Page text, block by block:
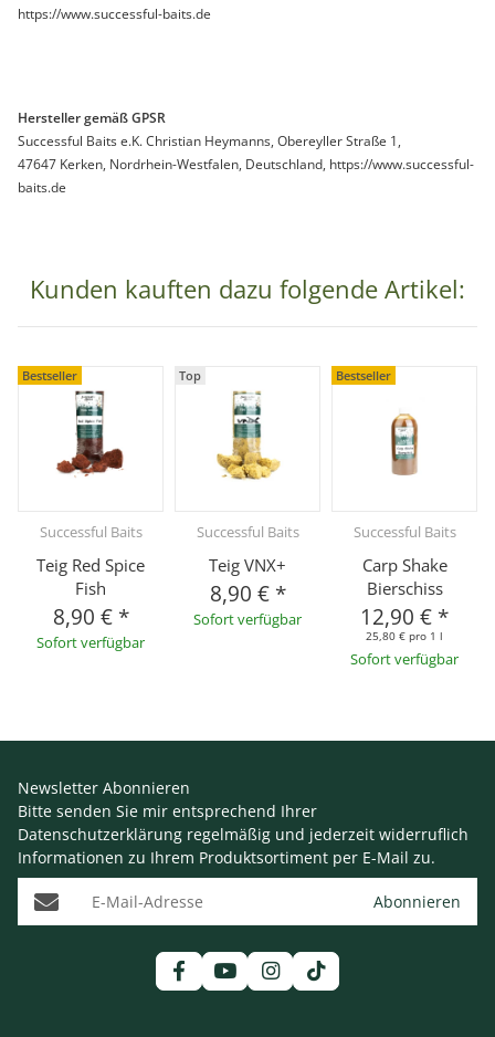
https://www.successful-baits.de
Hersteller gemäß GPSR
Successful Baits e.K. Christian Heymanns, Obereyller Straße 1,
47647 Kerken, Nordrhein-Westfalen, Deutschland, https://www.successful-
baits.de
Kunden kauften dazu folgende Artikel:
Bestseller
Successful Baits
Teig Red Spice
Fish
8,90 € *
Sofort verfügbar
Top
Successful Baits
Teig VNX+
8,90 € *
Sofort verfügbar
Bestseller
Successful Baits
Carp Shake
Bierschiss
12,90 € *
25,80 € pro 1 l
Sofort verfügbar
Newsletter Abonnieren
Bitte senden Sie mir entsprechend Ihrer
Datenschutzerklärung regelmäßig und jederzeit widerruflich
Informationen zu Ihrem Produktsortiment per E-Mail zu.
E-Mail-Adresse Abonnieren